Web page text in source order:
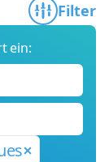
Filter
ein: